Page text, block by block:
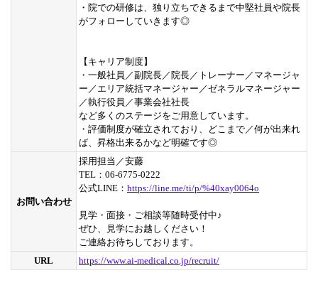
・院での研修は、独り立ちできるまで中堅社員や院長
がフォローしていきます◎
【キャリア制度】
・一般社員／副院長／院長／トレーナー／マネージャ
ー／エリア統括マネージャー／ゼネラルマネージャー
／執行役員／事業会社社長
など多くのステージをご用意しています。
・評価制度が確立されており、どこまで／何が出来れ
ば、昇格出来るかなど明確です◎
お問い合わせ
採用担当／安藤
TEL：06-6775-0222
公式LINE： https://line.me/ti/p/%40xay0064o
見学・面接・ご相談等随時受付中♪
ぜひ、見学にお越しください！
ご連絡お待ちしております。
URL
https://www.ai-medical.co.jp/recruit/